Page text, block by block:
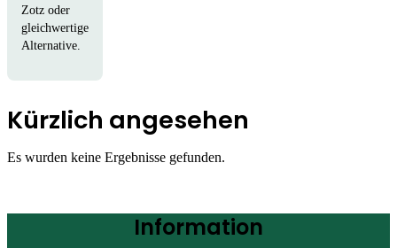
Zotz oder
gleichwertige
Alternative.
Kürzlich angesehen
Es wurden keine Ergebnisse gefunden.
Information